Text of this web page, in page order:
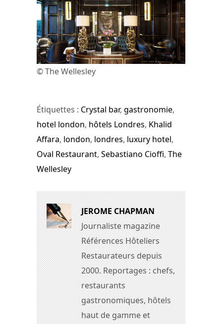
© The Wellesley
Étiquettes : Crystal bar, gastronomie,
hotel london, hôtels Londres, Khalid
Affara, london, londres, luxury hotel,
Oval Restaurant, Sebastiano Cioffi, The
Wellesley
JEROME CHAPMAN
Journaliste magazine
Références Hôteliers
Restaurateurs depuis
2000. Reportages : chefs,
restaurants
gastronomiques, hôtels
haut de gamme et